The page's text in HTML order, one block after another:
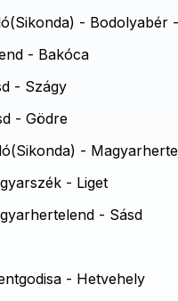
- Bodolyabér
- Bakóca
- Szágy
- Gödre
-
- Liget
- Sásd
- Hetvehely